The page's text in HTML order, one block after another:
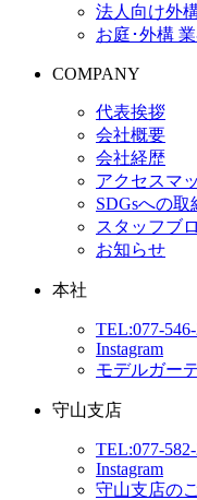
法人向け外
お庭･外構
COMPANY
代表挨拶
会社概要
会社経歴
アクセスマ
SDGsへの取
スタッフブ
お知らせ
本社
TEL:077-
Instagram
モデルガー
守山支店
TEL:077-
Instagram
守山支店の